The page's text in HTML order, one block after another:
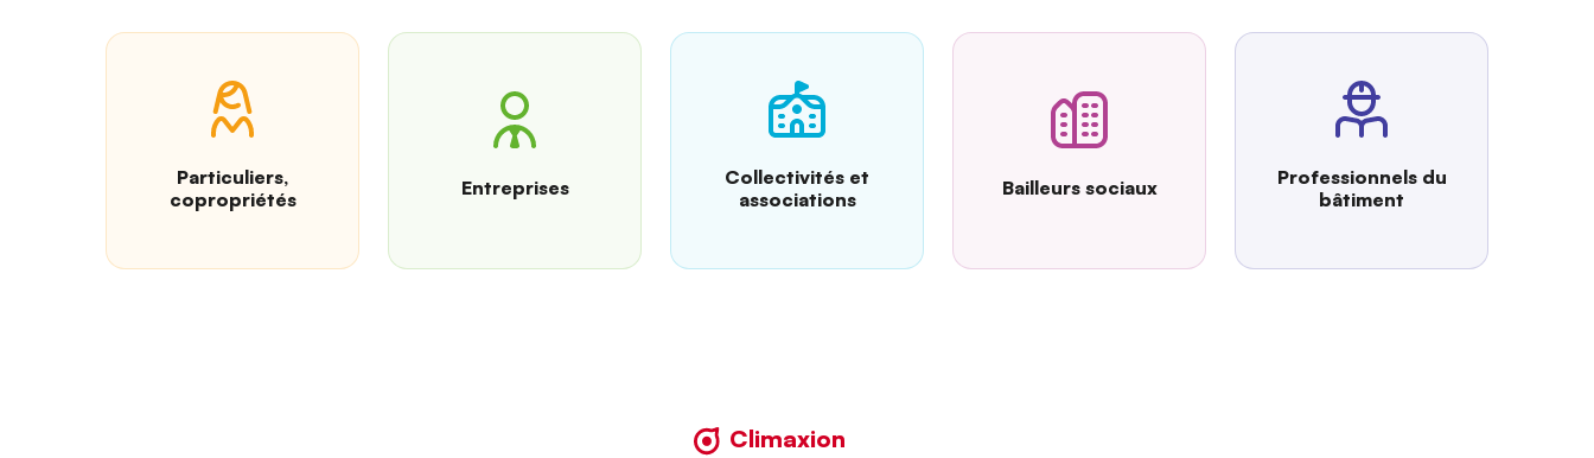
Particuliers,
copropriétés
Entreprises
Collectivités et
associations
Bailleurs sociaux
Professionnels du
bâtiment
Climaxion